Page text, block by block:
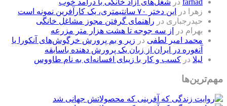
farhad در شغل‌های آزاد خانگی با درآمد خوب
زهرا
در
این دختر ۷۰ سانتیمتری، یک کارآفرین نمونه است
حیدرجباری در راهنمای گرفتن مجوز مشاغل خانگی
بهرام در
از سه جوجه تا هشت هزار متر مزرعه
محمد امیر لطفی در زیر و بم پرورش خرگوش‌های آنکورا یا
آنغوره در ایران از زبان یک پرورش دهنده باسابقه
لیلا در کسب و کار با زیبای افسانه‌ای به نام طاووس
مهم‌ترین‌ها